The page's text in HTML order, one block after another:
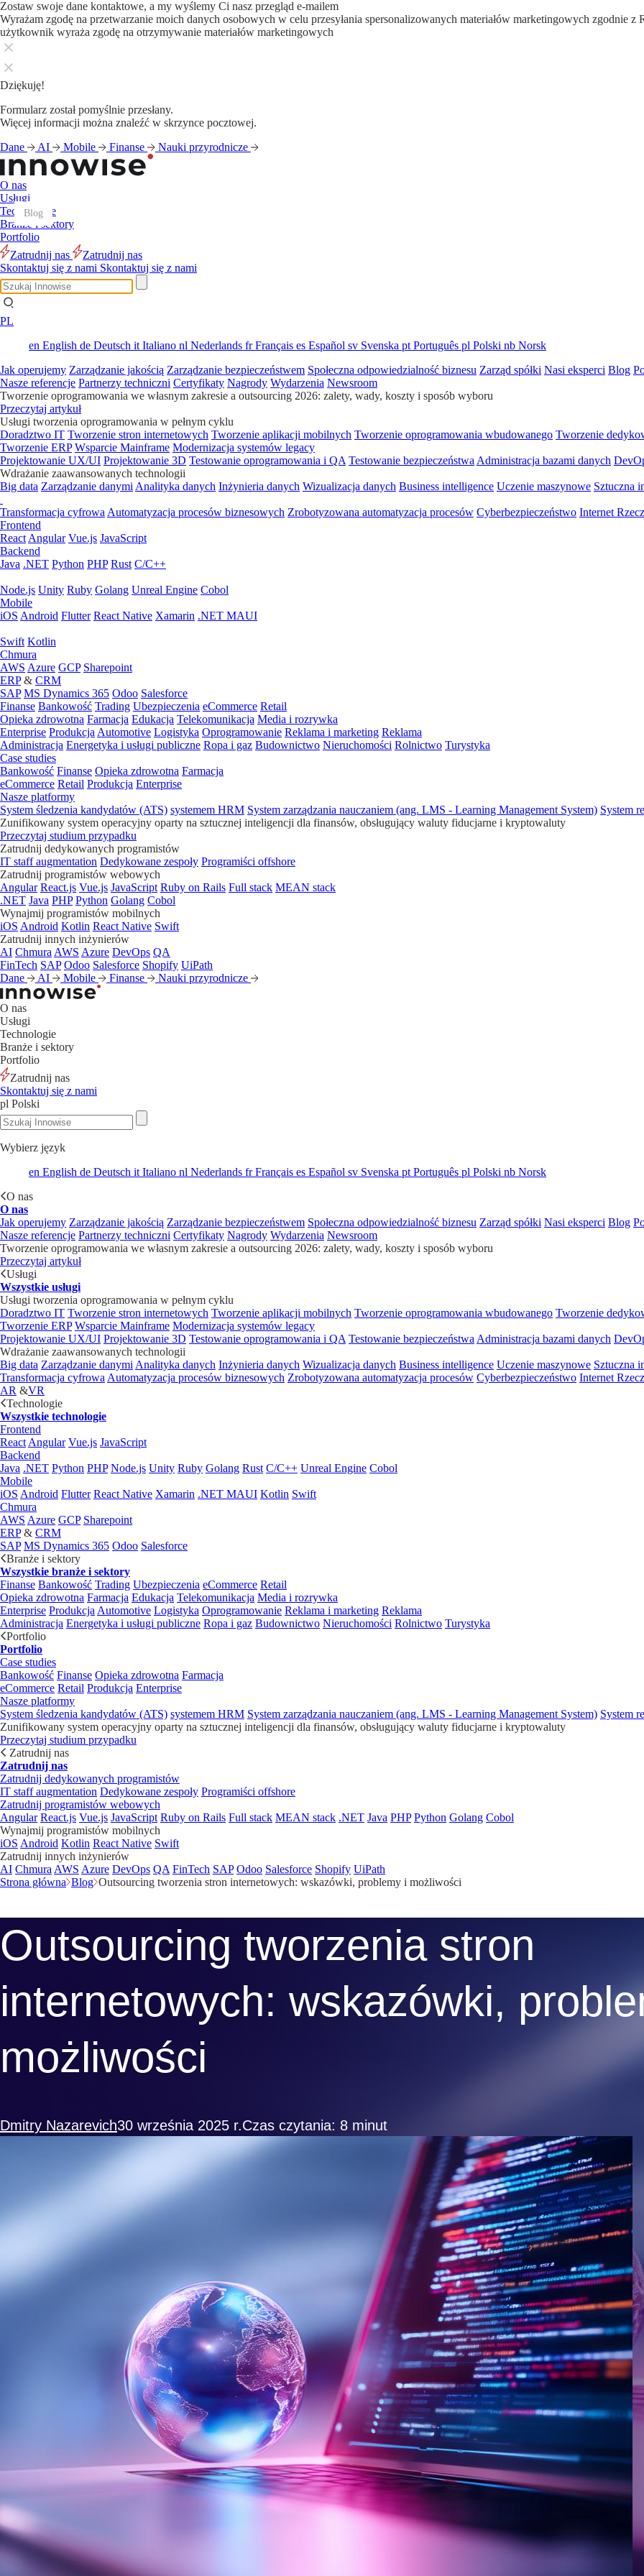
Zostaw swoje dane kontaktowe, a my wyślemy Ci nasz przegląd e-mailem
Wyrażam zgodę na przetwarzanie moich danych osobowych w celu przesyłania spersonalizowanych materiałów marketingowych zgodnie z
użytkownik wyraża zgodę na otrzymywanie materiałów marketingowych
Dziękuję!
Formularz został pomyślnie przesłany.
Więcej informacji można znaleźć w skrzynce pocztowej.
Dane
AI Mobile Finanse Nauki przyrodnicze
O nas
Usługi
Technologie
Branże i sektory
Portfolio
Zatrudnij nas
Zatrudnij nas
Skontaktuj się z nami Skontaktuj się z nami
PL
en English de Deutsch it Italiano nl Nederlands frFrançais es Español sv Svenska pt Português pl Polski nb Norsk
Jak operujemy Zarządzanie jakością Zarządzanie bezpieczeństwem Społeczna odpowiedzialność biznesu Zarząd spółki Nasi eksperci Blog
Nasze referencje Partnerzy techniczni Certyfikaty Nagrody Wydarzenia Newsroom
Tworzenie oprogramowania we własnym zakresie a outsourcing 2026: zalety, wady, koszty i sposób wyboru
Przeczytaj artykuł
Usługi tworzenia oprogramowania w pełnym cyklu
Doradztwo IT Tworzenie stron internetowych Tworzenie aplikacji mobilnych Tworzenie oprogramowania wbudowanego Tworzenie
Tworzenie ERP Wsparcie Mainframe Modernizacja systemów legacy
Projektowanie UX/UI Projektowanie 3D Testowanie oprogramowania i QA Testowanie bezpieczeństwa Administracja bazami danych
Wdrażanie zaawansowanych technologii
Big data Zarządzanie danymi Analityka danych Inżynieria danych Wizualizacja danych Business intelligence Uczenie maszynowe Sztuczna
Transformacja cyfrowa Automatyzacja procesów biznesowych Zrobotyzowana automatyzacja procesów Cyberbezpieczeństwo Internet
Frontend
React Angular Vue.js JavaScript
Backend
Java .NET Python PHP Rust C/C++
Node.js Unity Ruby Golang Unreal Engine Cobol
Mobile
iOS Android Flutter React Native Xamarin .NET MAUI
Swift Kotlin
Chmura
AWS Azure GCP Sharepoint
ERP& CRM
SAP MS Dynamics 365 Odoo Salesforce
Finanse Bankowość Trading Ubezpieczenia eCommerce Retail
Opieka zdrowotna Farmacja Edukacja Telekomunikacja Media i rozrywka
Enterprise Produkcja Automotive Logistyka Oprogramowanie Reklama i marketing Reklama
Administracja Energetyka i usługi publiczne Ropa i gaz Budownictwo Nieruchomości Rolnictwo Turystyka
Case studies
Bankowość Finanse Opieka zdrowotna Farmacja
eCommerce Retail Produkcja Enterprise
Nasze platformy
System śledzenia kandydatów (ATS) systemem HRM System zarządzania nauczaniem (ang. LMS - Learning Management System) System
Zunifikowany system operacyjny oparty na sztucznej inteligencji dla finansów, obsługujący waluty fiducjarne i kryptowaluty
Przeczytaj studium przypadku
Zatrudnij dedykowanych programistów
IT staff augmentation Dedykowane zespoły Programiści offshore
Zatrudnij programistów webowych
Angular React.js Vue.js JavaScript Ruby on Rails Full stack MEAN stack
.NET Java PHP Python Golang Cobol
Wynajmij programistów mobilnych
iOS Android Kotlin React Native Swift
Zatrudnij innych inżynierów
AI Chmura AWS Azure DevOps QA
FinTech SAP Odoo Salesforce Shopify UiPath
Dane
AI Mobile Finanse Nauki przyrodnicze
O nas
Usługi
Technologie
Branże i sektory
Portfolio
Zatrudnij nas
Skontaktuj się z nami
pl Polski
Wybierz język
en English de Deutsch it Italiano nl Nederlands frFrançais es Español sv Svenska pt Português pl Polski nb Norsk
O nas
O nas
Jak operujemy Zarządzanie jakością Zarządzanie bezpieczeństwem Społeczna odpowiedzialność biznesu Zarząd spółki Nasi eksperci Blog
Nasze referencje Partnerzy techniczni Certyfikaty Nagrody Wydarzenia Newsroom
Tworzenie oprogramowania we własnym zakresie a outsourcing 2026: zalety, wady, koszty i sposób wyboru
Przeczytaj artykuł
Usługi
Wszystkie usługi
Usługi tworzenia oprogramowania w pełnym cyklu
Doradztwo IT Tworzenie stron internetowych Tworzenie aplikacji mobilnych Tworzenie oprogramowania wbudowanego Tworzenie
Tworzenie ERP Wsparcie Mainframe Modernizacja systemów legacy
Projektowanie UX/UI Projektowanie 3D Testowanie oprogramowania i QA Testowanie bezpieczeństwa Administracja bazami danych
Wdrażanie zaawansowanych technologii
Big data Zarządzanie danymi Analityka danych Inżynieria danych Wizualizacja danych Business intelligence Uczenie maszynowe Sztuczna
Transformacja cyfrowa Automatyzacja procesów biznesowych Zrobotyzowana automatyzacja procesów Cyberbezpieczeństwo Internet
AR &VR
Technologie
Wszystkie technologie
Frontend
React Angular Vue.js JavaScript
Backend
Java .NET Python PHP Node.js Unity Ruby Golang Rust C/C++ Unreal Engine Cobol
Mobile
iOS Android Flutter React Native Xamarin .NET MAUI Kotlin Swift
Chmura
AWS Azure GCP Sharepoint
ERP& CRM
SAP MS Dynamics 365 Odoo Salesforce
Branże i sektory
Wszystkie branże i sektory
Finanse Bankowość Trading Ubezpieczenia eCommerce Retail
Opieka zdrowotna Farmacja Edukacja Telekomunikacja Media i rozrywka
Enterprise Produkcja Automotive Logistyka Oprogramowanie Reklama i marketing Reklama
Administracja Energetyka i usługi publiczne Ropa i gaz Budownictwo Nieruchomości Rolnictwo Turystyka
Portfolio
Portfolio
Case studies
Bankowość Finanse Opieka zdrowotna Farmacja
eCommerce Retail Produkcja Enterprise
Nasze platformy
System śledzenia kandydatów (ATS) systemem HRM System zarządzania nauczaniem (ang. LMS - Learning Management System) System
Zunifikowany system operacyjny oparty na sztucznej inteligencji dla finansów, obsługujący waluty fiducjarne i kryptowaluty
Przeczytaj studium przypadku
Zatrudnij nas
Zatrudnij nas
Zatrudnij dedykowanych programistów
IT staff augmentation Dedykowane zespoły Programiści offshore
Zatrudnij programistów webowych
Angular React.js Vue.js JavaScript Ruby on Rails Full stack MEAN stack .NET Java PHP Python Golang Cobol
Wynajmij programistów mobilnych
iOS Android Kotlin React Native Swift
Zatrudnij innych inżynierów
AI Chmura AWS Azure DevOps QA FinTech SAP Odoo Salesforce Shopify UiPath
Strona główna Blog Outsourcing tworzenia stron internetowych: wskazówki, problemy i możliwości
Outsourcing tworzenia stron
internetowych: wskazówki,
możliwości
Dmitry Nazarevich30 września 2025 r.Czas czytania: 8 minut
Blog
Blog
Blog
Blog
Blog
Blog
Blog
Blog
Blog
Blog
Blog
Blog